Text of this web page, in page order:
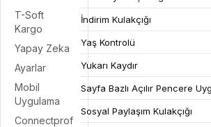
T-Soft
Kargo
Yapay Zeka
Ayarlar
Mobil
Uygulama
Connectprof
İndirim Kulakçığı
Yaş Kontrolü
Yukarı Kaydır
Sayfa Bazlı Açılır Pencere
Sosyal Paylaşım Kulakçığı